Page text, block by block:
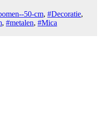
50-cm, #Decoratie,
, #metalen, #Mica